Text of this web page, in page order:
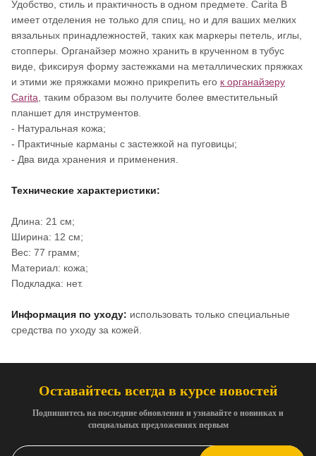
Удобство, стиль и практичность в одном предмете. Carita B
имеет отделения не только для спиц, но и для ваших мелких
вязальных принадлежностей, таких как маркеры петель, иглы,
стопперы. Органайзер можно хранить в крученном в тубус
виде, фиксируя форму застежками на металлических пряжках
и этими же пряжками можно прикрепить его к органайзеру
Carita , таким образом вы получите более вместительный
планшет для инструментов.
- Натуральная кожа;
- Практичные карманы с застежкой на пуговицы;
- Два вида хранения и применения.
Технические характеристики:
Длина: 21 см;
Ширина: 12 см;
Вес: 77 грамм;
Материал: кожа;
Подкладка: нет.
Информация по уходу: использовать только специальные
средства по уходу за кожей.
Оставайтесь всегда в курсе новостей
Подпишитесь на последние обновления и узнавайте о новинках и
специальных предложениях первым